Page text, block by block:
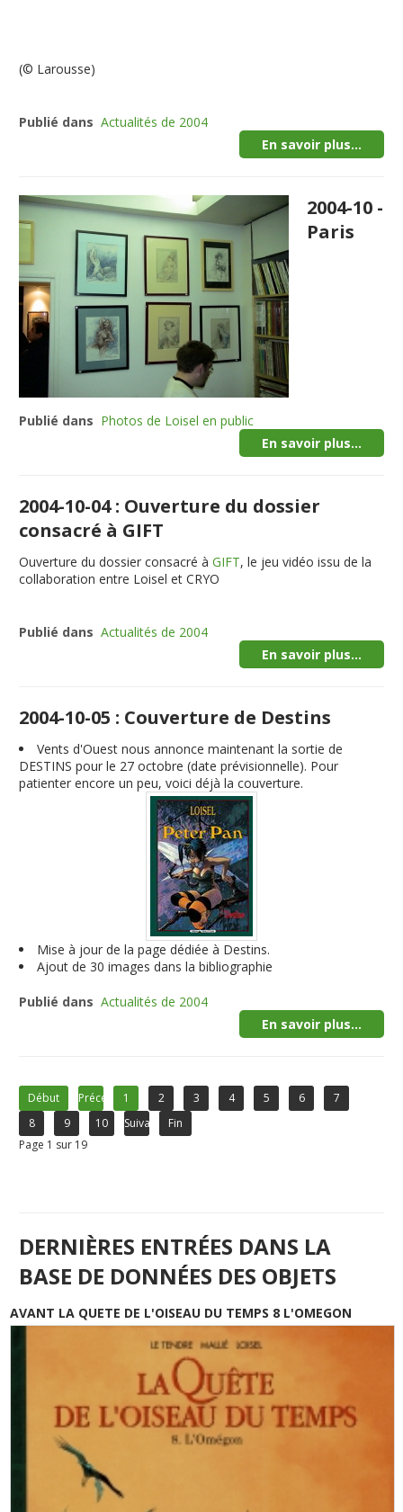
(© Larousse)
Publié dans Actualités de 2004
En savoir plus...
2004-10 -
Paris
Publié dans Photos de Loisel en public
En savoir plus...
2004-10-04 : Ouverture du dossier
consacré à GIFT
Ouverture du dossier consacré àGIFT, le jeu vidéo issu de la
collaboration entre Loisel et CRYO
Publié dans Actualités de 2004
En savoir plus...
2004-10-05 : Couverture de Destins
Vents d'Ouest nous annonce maintenant la sortie de
DESTINS pour le 27 octobre (date prévisionnelle). Pour
patienter encore un peu, voici déjà la couverture.
Mise à jour de la page dédiée à Destins.
Ajout de 30 images dans la bibliographie
Publié dans Actualités de 2004
En savoir plus...
Début Précédent1 2 3 4 5 6
7
8
9 10 Suivant
Fin
Page 1 sur 19
DERNIÈRES ENTRÉES DANS LA
BASE DE DONNÉES DES OBJETS
AVANT LA QUETE DE L'OISEAU DU TEMPS 8 L'OMEGON